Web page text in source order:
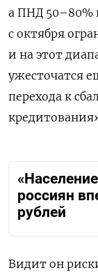
а ПНД 50–80%
с октября
и на этот
ужесточатся
перехода к
россиян
рублей
Видит он